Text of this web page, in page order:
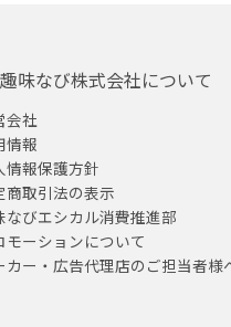
味なび株式会社について
会社
情報
情報保護方針
商取引法の表示
なびエシカル消費推進部
モーションについて
カー・広告代理店のご担当者様